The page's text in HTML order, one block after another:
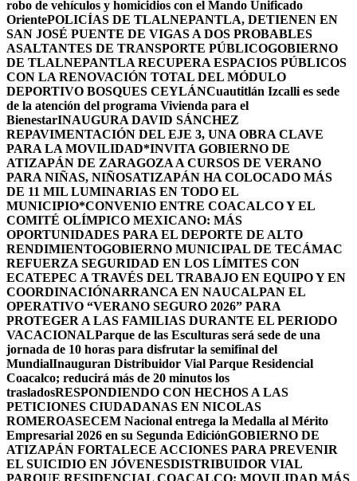
robo de vehículos y homicidios con el Mando Unificado
OrientePOLICÍAS DE TLALNEPANTLA, ​DETIENEN EN
SAN JOSÉ PUENTE DE VIGAS A DOS PROBABLES
ASALTANTES DE TRANSPORTE PÚBLICOGOBIERNO
DE TLALNEPANTLA RECUPERA ESPACIOS PÚBLICOS
CON LA RENOVACIÓN TOTAL DEL MÓDULO
DEPORTIVO BOSQUES CEYLÁNCuautitlán Izcalli es sede
de la atención del programa Vivienda para el
BienestarINAUGURA DAVID SÁNCHEZ
REPAVIMENTACIÓN DEL EJE 3, UNA OBRA CLAVE
PARA LA MOVILIDAD*INVITA GOBIERNO DE
ATIZAPÁN DE ZARAGOZA A CURSOS DE VERANO
PARA NIÑAS, NIÑOSATIZAPÁN HA COLOCADO MÁS
DE 11 MIL LUMINARIAS EN TODO EL
MUNICIPIO*CONVENIO ENTRE COACALCO Y EL
COMITÉ OLÍMPICO MEXICANO: MÁS
OPORTUNIDADES PARA EL DEPORTE DE ALTO
RENDIMIENTOGOBIERNO MUNICIPAL DE TECÁMAC
REFUERZA SEGURIDAD EN LOS LÍMITES CON
ECATEPEC A TRAVÉS DEL TRABAJO EN EQUIPO Y EN
COORDINACIÓNARRANCA EN NAUCALPAN EL
OPERATIVO “VERANO SEGURO 2026” PARA
PROTEGER A LAS FAMILIAS DURANTE EL PERIODO
VACACIONALParque de las Esculturas será sede de una
jornada de 10 horas para disfrutar la semifinal del
MundialInauguran Distribuidor Vial Parque Residencial
Coacalco; reducirá más de 20 minutos los
trasladosRESPONDIENDO CON HECHOS A LAS
PETICIONES CIUDADANAS EN NICOLAS
ROMEROASECEM Nacional entrega la Medalla al Mérito
Empresarial 2026 en su Segunda EdiciónGOBIERNO DE
ATIZAPÁN FORTALECE ACCIONES PARA PREVENIR
EL SUICIDIO EN JÓVENESDISTRIBUIDOR VIAL
PARQUE RESIDENCIAL COACALCO: MOVILIDAD MÁS